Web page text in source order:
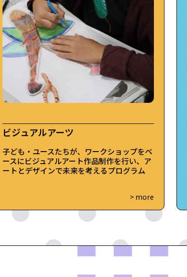
ビジュアルアーツ
子ども・ユースたちが、ワークショップをベ
ースにビジュアルアート作品制作を行い、ア
ートとデザインで未来を考えるプログラム
> more